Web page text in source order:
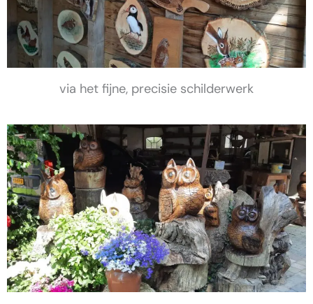
via het fijne, precisie schilderwerk